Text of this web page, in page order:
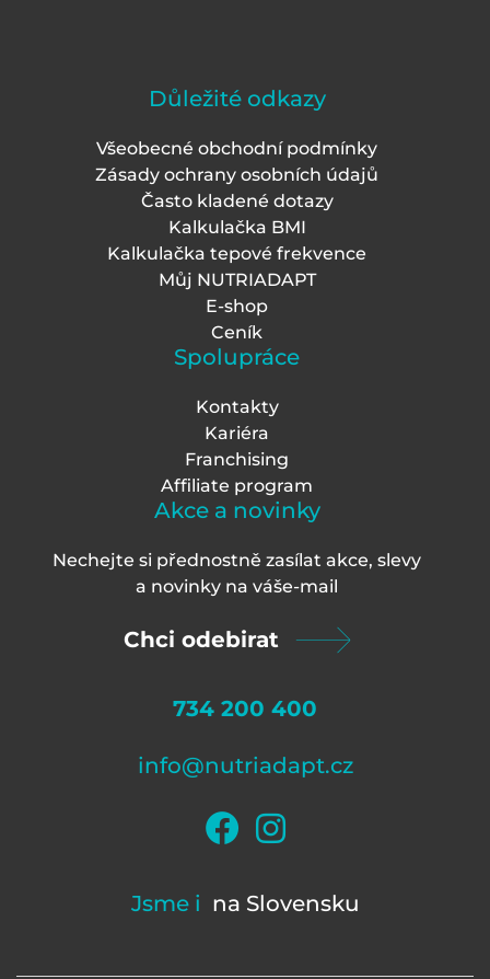
Důležité odkazy
Všeobecné obchodní podmínky
Zásady ochrany osobních údajů
Často kladené dotazy
Kalkulačka BMI
Kalkulačka tepové frekvence
Můj NUTRIADAPT
E-shop
Ceník
Spolupráce
Kontakty
Kariéra
Franchising
Affiliate program
Akce a novinky
Nechejte si přednostně zasílat akce, slevy
a novinky na váše-mail
Chci odebirat
734 200 400
info@nutriadapt.cz
Jsme i na Slovensku